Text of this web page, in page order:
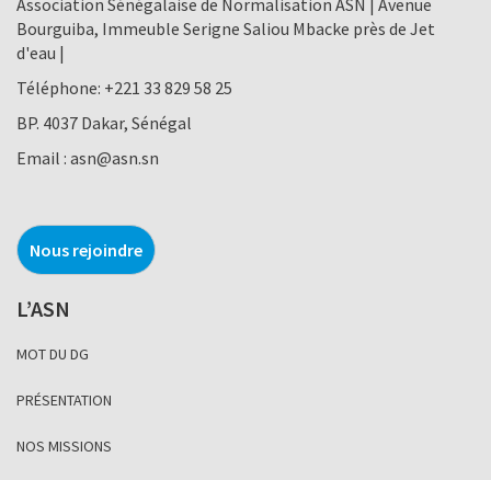
Bourguiba, Immeuble Serigne Saliou Mbacke près de Jet
d'eau |
Téléphone: +221 33 829 58 25
BP. 4037 Dakar, Sénégal
Email : asn@asn.sn
Nous rejoindre
L’ASN
MOT DU DG
PRÉSENTATION
NOS MISSIONS